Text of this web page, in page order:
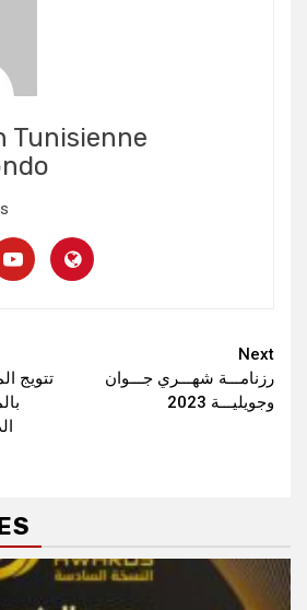
Tunisienne
تتويج
Next
رزنامـــة شهـــري جـــوان
وجويليـــة 2023